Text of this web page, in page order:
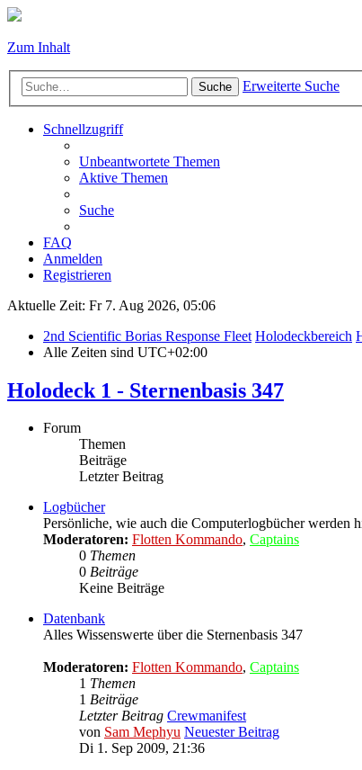
Zum Inhalt
Suche Erweiterte Suche
Schnellzugriff
Unbeantwortete Themen
Aktive Themen
Suche
FAQ
Anmelden
Registrieren
Aktuelle Zeit: Fr 7. Aug 2026, 05:06
2nd Scientific Borias Response Fleet Holodeckbereich
Alle Zeiten sind UTC+02:00
Holodeck 1 - Sternenbasis 347
Forum
Themen
Beiträge
Letzter Beitrag
Logbücher
Persönliche, wie auch die Computerlogbücher werden
Moderatoren: Flotten Kommando, Captains
0 Themen
0 Beiträge
Keine Beiträge
Datenbank
Alles Wissenswerte über die Sternenbasis 347
Moderatoren: Flotten Kommando, Captains
1 Themen
1 Beiträge
Letzter Beitrag Crewmanifest
von Sam Mephyu Neuester Beitrag
Di 1. Sep 2009, 21:36